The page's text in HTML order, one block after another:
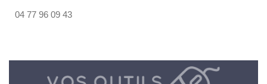
04 77 96 09 43